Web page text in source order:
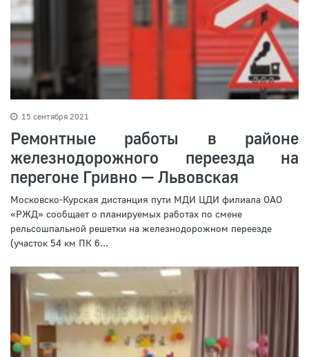
15 сентября 2021
Ремонтные работы в районе
железнодорожного переезда на
перегоне Гривно — Львовская
Московско-Курская дистанция пути МДИ ЦДИ филиала ОАО
«РЖД» сообщает о планируемых работах по смене
рельсошпальной решетки на железнодорожном переезде
(участок 54 км ПК 6...